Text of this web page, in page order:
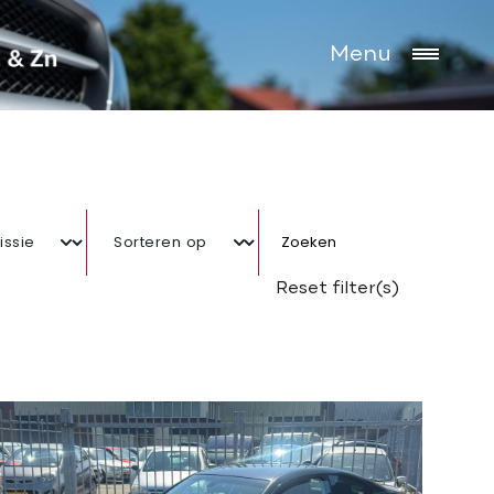
Menu
Zoeken
Reset filter(s)